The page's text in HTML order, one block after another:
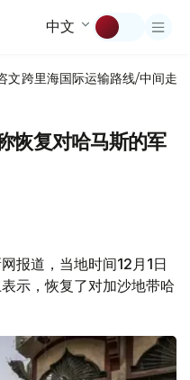
中文
文跨里海国际运输路线/中间走廊
恢复对哈马斯的军
报道，当地时间12月1日
示，恢复了对加沙地带哈